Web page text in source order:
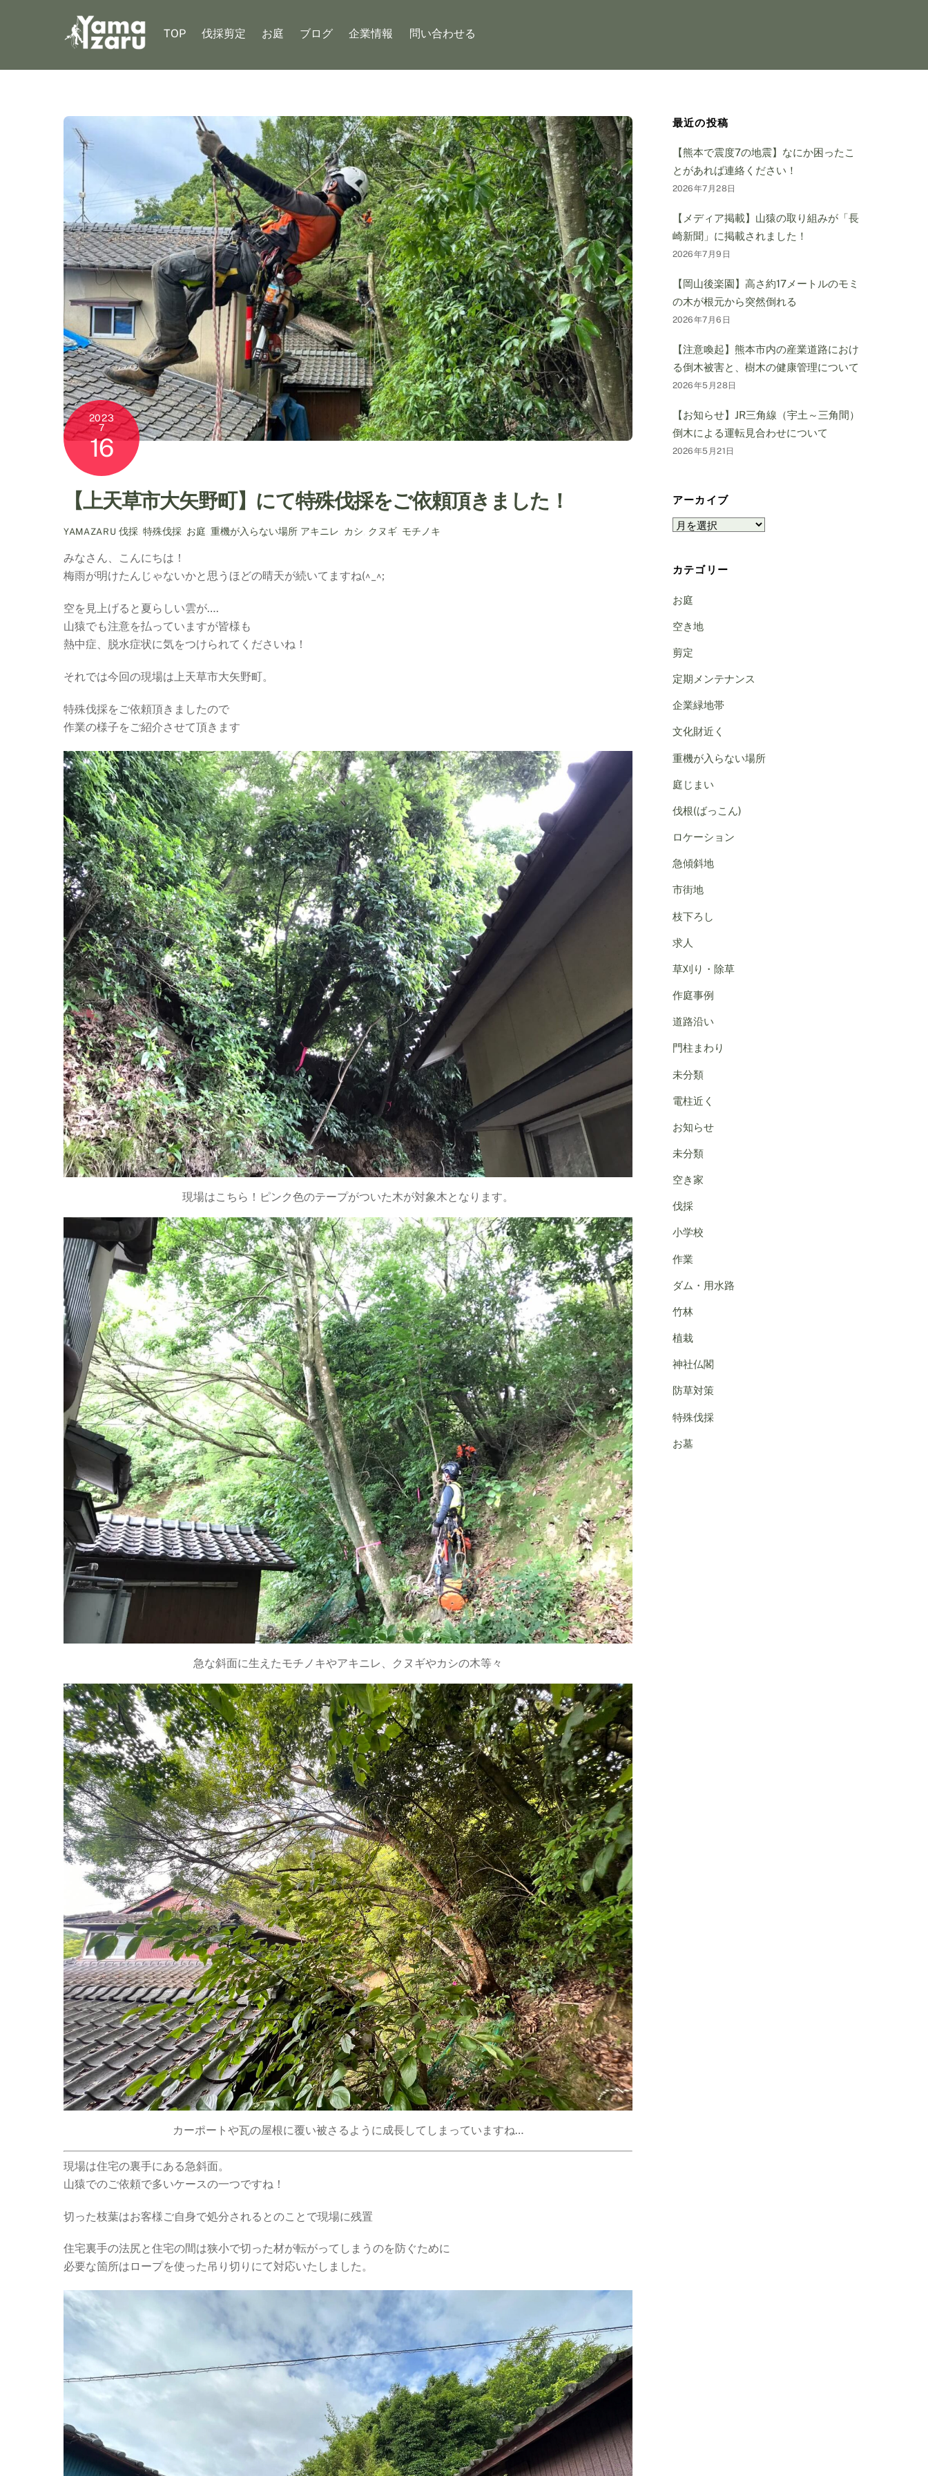
TOP 伐採剪定 お庭 ブログ 企業情報 問い合わせる
2023
7
16
【上天草市大矢野町】にて特殊伐採をご依頼頂きました！
YAMAZARU 伐採 ,特殊伐採 お庭 ,重機が入らない場所 アキニレ カシ クヌギ モチノキ
みなさん、こんにちは！
梅雨が明けたんじゃないかと思うほどの晴天が続いてますね(^_^;
空を見上げると夏らしい雲が….
山猿でも注意を払っていますが皆様も
熱中症、脱水症状に気をつけられてくださいね！
それでは今回の現場は上天草市大矢野町。
特殊伐採をご依頼頂きましたので
作業の様子をご紹介させて頂きます
現場はこちら！ピンク色のテープがついた木が対象木となります。
急な斜面に生えたモチノキやアキニレ、クヌギやカシの木等々
カーポートや瓦の屋根に覆い被さるように成長してしまっていますね…
現場は住宅の裏手にある急斜面。
山猿でのご依頼で多いケースの一つですね！
切った枝葉はお客様ご自身で処分されるとのことで現場に残置
住宅裏手の法尻と住宅の間は狭小で切った材が転がってしまうのを防ぐために
必要な箇所はロープを使った吊り切りにて対応いたしました。
最近の投稿
【熊本で震度7の地震】なにか困ったこ
とがあれば連絡ください！
2026年7月28日
【メディア掲載】山猿の取り組みが「長
崎新聞」に掲載されました！
2026年7月9日
【岡山後楽園】高さ約17メートルのモミ
の木が根元から突然倒れる
2026年7月6日
【注意喚起】熊本市内の産業道路におけ
る倒木被害と、樹木の健康管理について
2026年5月28日
【お知らせ】JR三角線（宇土～三角間）
倒木による運転見合わせについて
2026年5月21日
アーカイブ
ア
イ
ブ
カテゴリー
お庭
空き地
剪定
定期メンテナンス
企業緑地帯
文化財近く
重機が入らない場所
庭じまい
伐根(ばっこん)
ロケーション
急傾斜地
市街地
枝下ろし
求人
草刈り・除草
作庭事例
道路沿い
門柱まわり
未分類
電柱近く
お知らせ
未分類
空き家
伐採
小学校
作業
ダム・用水路
竹林
植栽
神社仏閣
防草対策
特殊伐採
お墓